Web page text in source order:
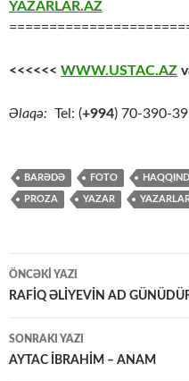
YAZARLAR.AZ
<<<<<< WWW.USTAC.AZ
Əlaqə: Tel: (+994) 70-390-
BARƏDƏ FOTO
PROZA YAZAR
Yazılar
üzrə
naviqasiya
ÖNCƏKI YAZI
RAFİQ ƏLİYEVİN AD
SONRAKI YAZI
AYTAC İBRAHİM – ANAM